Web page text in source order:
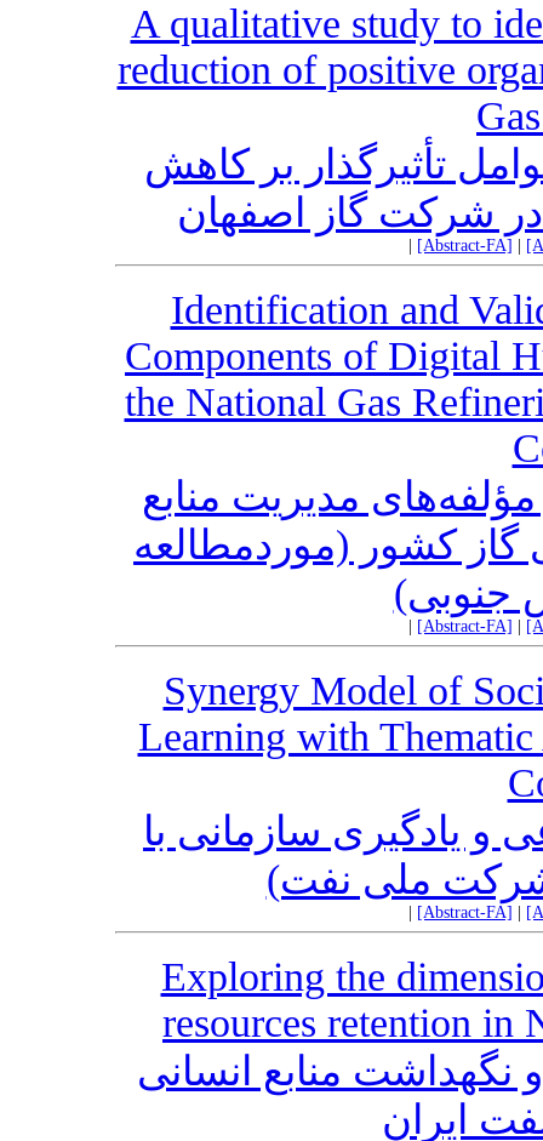
A qualitative study to
reduction of positive
تأثیرگذار بر کاهش
شرکت گاز اصفهان
[Abstract-FA]
Identification and
Components of Digital
the National Gas
مدیریت منابع
گاز کشور (مورد‌مطالعه
جنوبی)
[Abstract-FA]
Synergy Model of
Learning with
و یادگیری سازمانی با
ملی نفت)
[Abstract-FA]
Exploring the
resources retention in
نگهداشت منابع انسانی
ایران